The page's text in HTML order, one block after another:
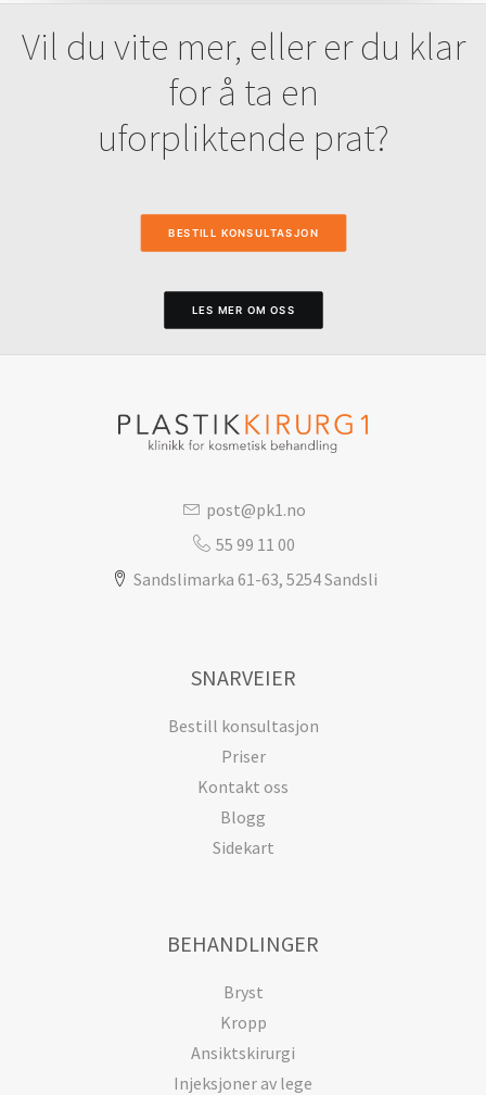
Vil du vite mer, eller er du klar
for å ta en
uforpliktende prat?
BESTILL KONSULTASJON
LES MER OM OSS
post@pk1.no
55 99 11 00
Sandslimarka 61-63, 5254 Sandsli
SNARVEIER
Bestill konsultasjon
Priser
Kontakt oss
Blogg
Sidekart
BEHANDLINGER
Bryst
Kropp
Ansiktskirurgi
Injeksjoner av lege